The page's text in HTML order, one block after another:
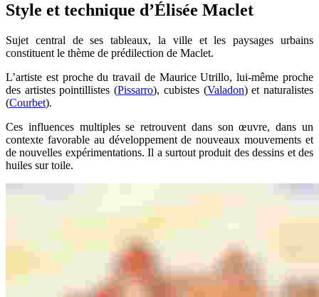
Style et technique d’Élisée Maclet
Sujet central de ses tableaux, la ville et les paysages urbains
constituent le thème de prédilection de Maclet.
L’artiste est proche du travail de Maurice Utrillo, lui-même proche
des artistes pointillistes (Pissarro), cubistes (Valadon) et naturalistes
(Courbet).
Ces influences multiples se retrouvent dans son œuvre, dans un
contexte favorable au développement de nouveaux mouvements et
de nouvelles expérimentations. Il a surtout produit des dessins et des
huiles sur toile.